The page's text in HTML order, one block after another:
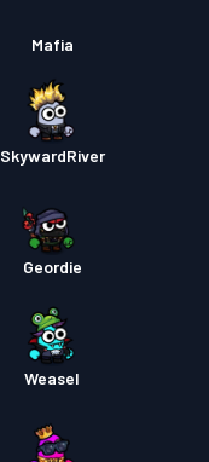
Mafia
SkywardRiver
Geordie
Weasel